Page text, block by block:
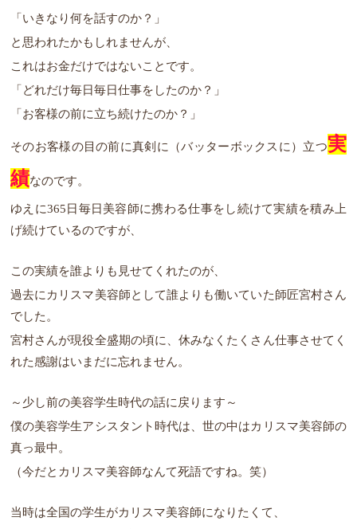
「いきなり何を話すのか？」
と思われたかもしれませんが、
これはお金だけではないことです。
「どれだけ毎日毎日仕事をしたのか？」
「お客様の前に立ち続けたのか？」
そのお客様の目の前に真剣に（バッターボックスに）立つ実
績なのです。
ゆえに365日毎日美容師に携わる仕事をし続けて実績を積み上
げ続けているのですが、
この実績を誰よりも見せてくれたのが、
過去にカリスマ美容師として誰よりも働いていた師匠宮村さん
でした。
宮村さんが現役全盛期の頃に、休みなくたくさん仕事させてく
れた感謝はいまだに忘れません。
～少し前の美容学生時代の話に戻ります～
僕の美容学生アシスタント時代は、世の中はカリスマ美容師の
真っ最中。
（今だとカリスマ美容師なんて死語ですね。笑）
当時は全国の学生がカリスマ美容師になりたくて、